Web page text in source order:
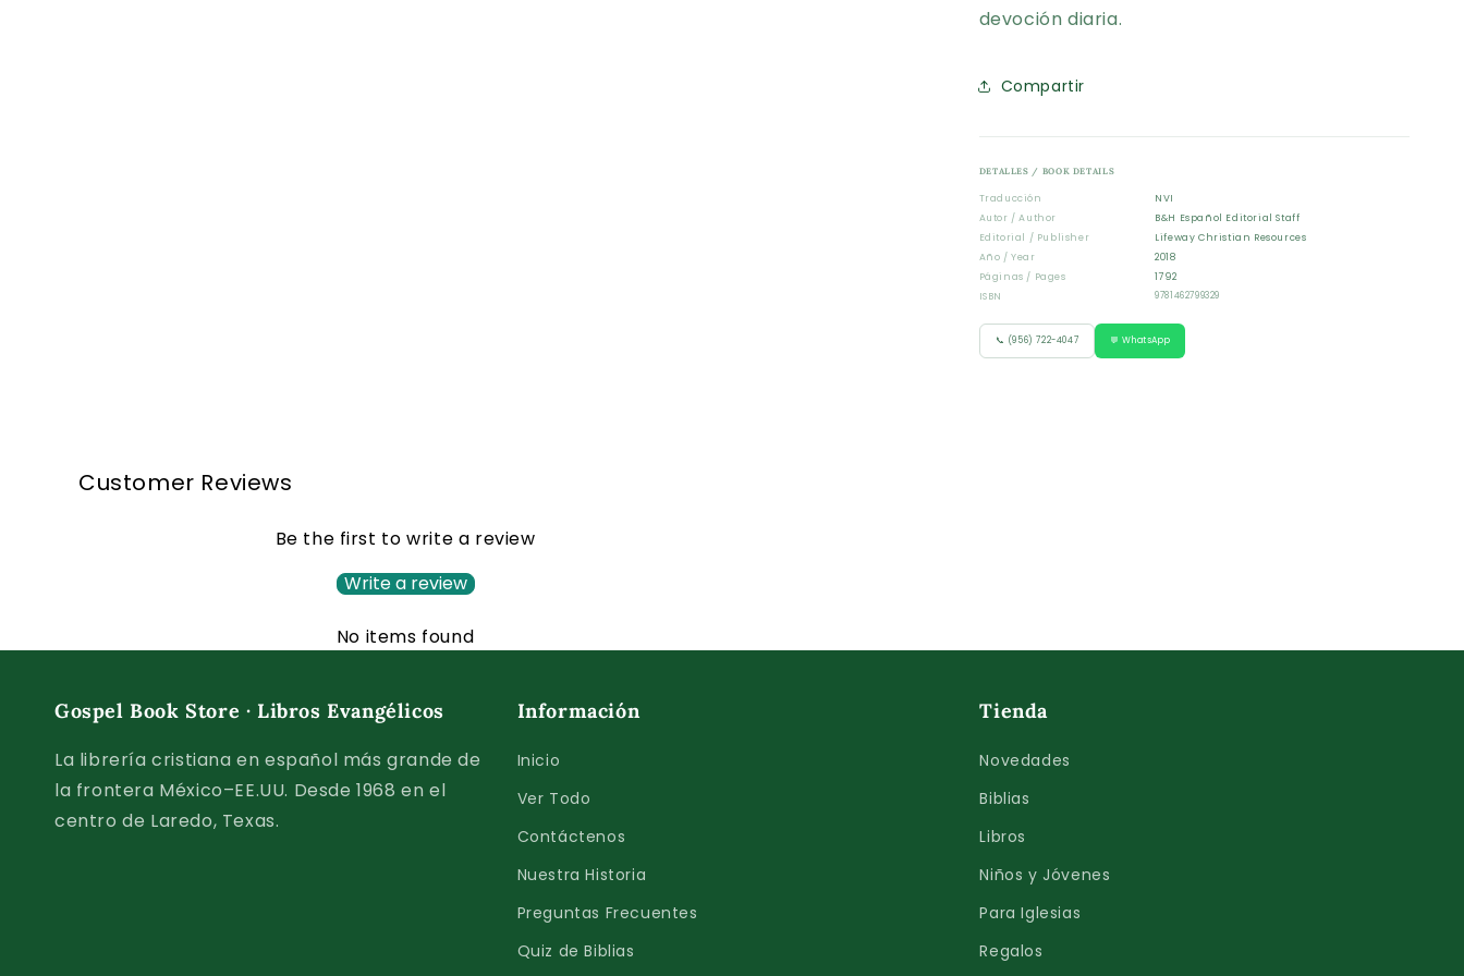
devoción diaria.
Compartir
DETALLES / BOOK DETAILS
Traducción
NVI
Autor / Author
B&H Español Editorial Staff
Editorial / Publisher
Lifeway Christian Resources
Año / Year
2018
Páginas / Pages
1792
ISBN
9781462799329
📞 (956) 722-4047 💬 WhatsApp
Customer Reviews
Be the first to write a review
Write a review
No items found
Gospel Book Store · Libros Evangélicos
La librería cristiana en español más grande de
la frontera México–EE.UU. Desde 1968 en el
centro de Laredo, Texas.
Información
Inicio
Ver Todo
Contáctenos
Nuestra Historia
Preguntas Frecuentes
Quiz de Biblias
Tienda
Novedades
Biblias
Libros
Niños y Jóvenes
Para Iglesias
Regalos